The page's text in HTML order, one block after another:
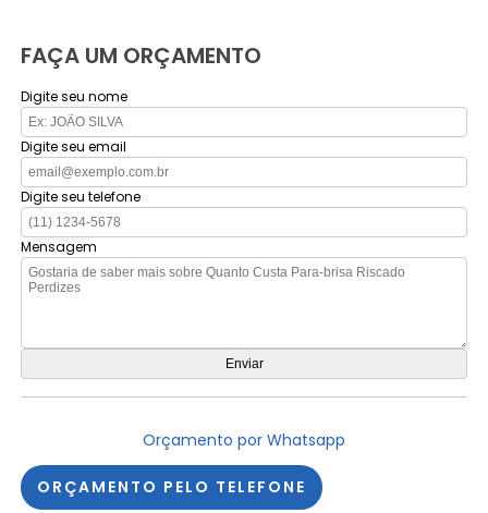
FAÇA UM ORÇAMENTO
Digite seu nome
Digite seu email
Digite seu telefone
Mensagem
Orçamento por Whatsapp
ORÇAMENTO PELO TELEFONE